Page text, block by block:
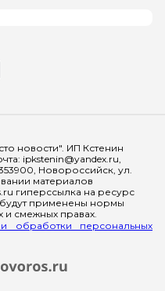
новости". ИП Кстенин
ipkstenin@yandex.ru,
Новороссийск, ул.
материалов
гиперссылка на ресурс
применены нормы
и смежных правах.
обработки персональных